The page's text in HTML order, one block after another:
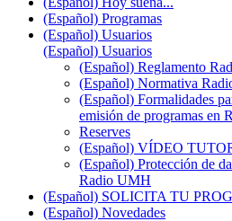
(Español) Programas
(Español) Usuarios
(Español) Usuarios
(Español) Reglamento
(Español) Normativa
(Español) Formalidades
emisión de programas en
Reserves
(Español) VÍDEO
(Español) Protección de
Radio UMH
(Español) SOLICITA TU
(Español) Novedades